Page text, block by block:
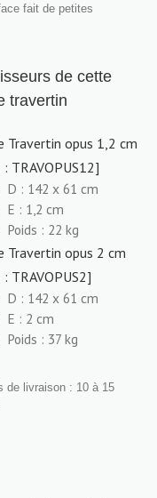
fait de petites
de cette
travertin
Travertin opus 1,2 cm
: TRAVOPUS12]
D : 142 x 61 cm
E : 1,2 cm
Poids : 22 kg
Travertin opus 2 cm
: TRAVOPUS2]
D : 142 x 61 cm
E : 2 cm
Poids : 37 kg
de livraison : 10 à 15